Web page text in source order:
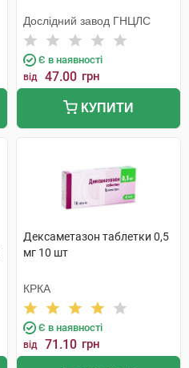
Дослідний завод ГНЦЛС
Є в наявності
від 47.00 грн
КУПИТИ
Дексаметазон таблетки 0,5
мг 10 шт
КРКА
Є в наявності
від 71.10 грн